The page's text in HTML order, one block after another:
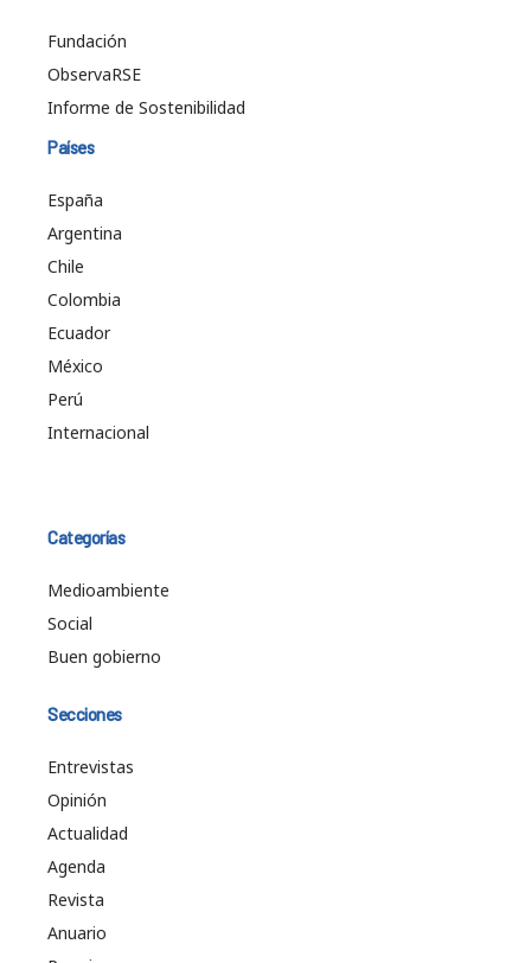
Fundación
ObservaRSE
Informe de Sostenibilidad
Países
España
Argentina
Chile
Colombia
Ecuador
México
Perú
Internacional
Categorías
Medioambiente
Social
Buen gobierno
Secciones
Entrevistas
Opinión
Actualidad
Agenda
Revista
Anuario